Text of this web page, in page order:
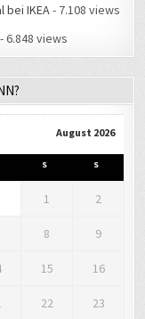
bei IKEA- 7.108 views
- 6.848 views
August 2026
S S
1 2
8 9
15 16
22 23